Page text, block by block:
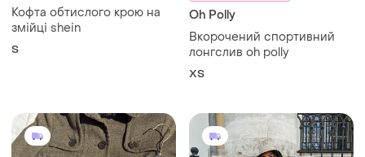
Кофта обтислого крою на
змійці shein
S
Oh Polly
Вкорочений спортивний
лонгслив oh polly
ХS